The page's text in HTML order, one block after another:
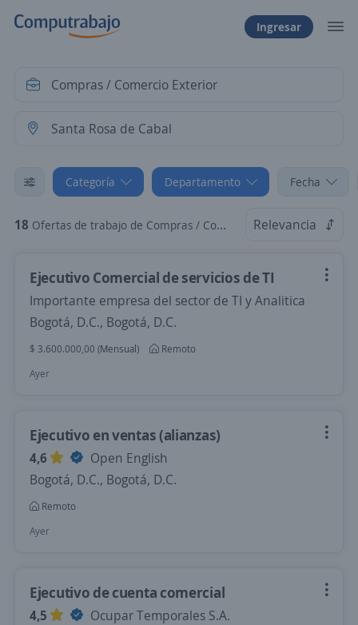
Ingresar
Categoría Departamento Fecha
18 Ofertas de trabajo de Compras / Comercio Exterior en Santa Rosa de Cabal, Risaralda Relevancia
Ejecutivo Comercial de servicios de TI
Importante empresa del sector de TI y Analitica
Bogotá, D.C., Bogotá, D.C.
$ 3.600.000,00 (Mensual)
Remoto
Ayer
Ejecutivo en ventas (alianzas)
4,6
Open English
Bogotá, D.C., Bogotá, D.C.
Remoto
Ayer
Ejecutivo de cuenta comercial
4,5
Ocupar Temporales S.A.